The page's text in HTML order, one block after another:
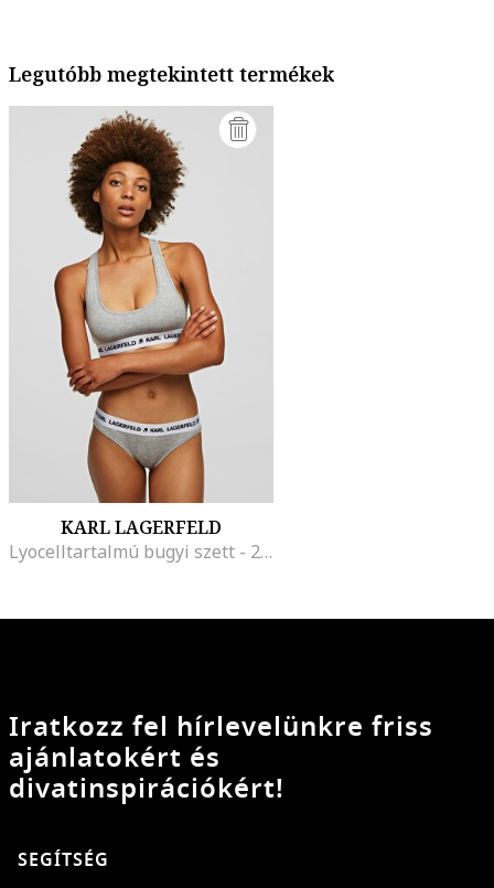
Legutóbb megtekintett termékek
KARL LAGERFELD
Lyocelltartalmú bugyi szett - 2 db, Melange szürke
Iratkozz fel hírlevelünkre friss
ajánlatokért és
divatinspirációkért!
SEGÍTSÉG